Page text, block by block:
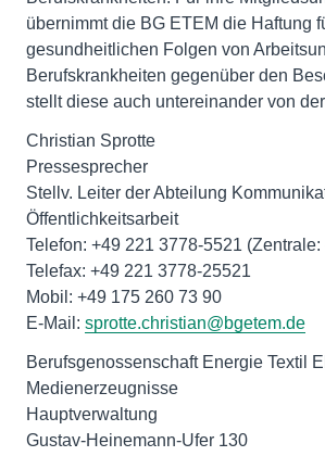
übernimmt die BG ETEM die Haftung
gesundheitlichen Folgen von
Berufskrankheiten gegenüber den
stellt diese auch untereinander von
Christian Sprotte
Pressesprecher
Stellv. Leiter der Abteilung
Öffentlichkeitsarbeit
Telefon: +49 221 3778-5521 (Zentrale:
Telefax: +49 221 3778-25521
Mobil: +49 175 260 73 90
E-Mail: sprotte.christian@bgetem.de
Berufsgenossenschaft Energie Textil
Medienerzeugnisse
Hauptverwaltung
Gustav-Heinemann-Ufer 130